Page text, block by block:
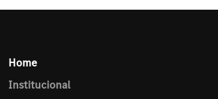
Home
Institucional